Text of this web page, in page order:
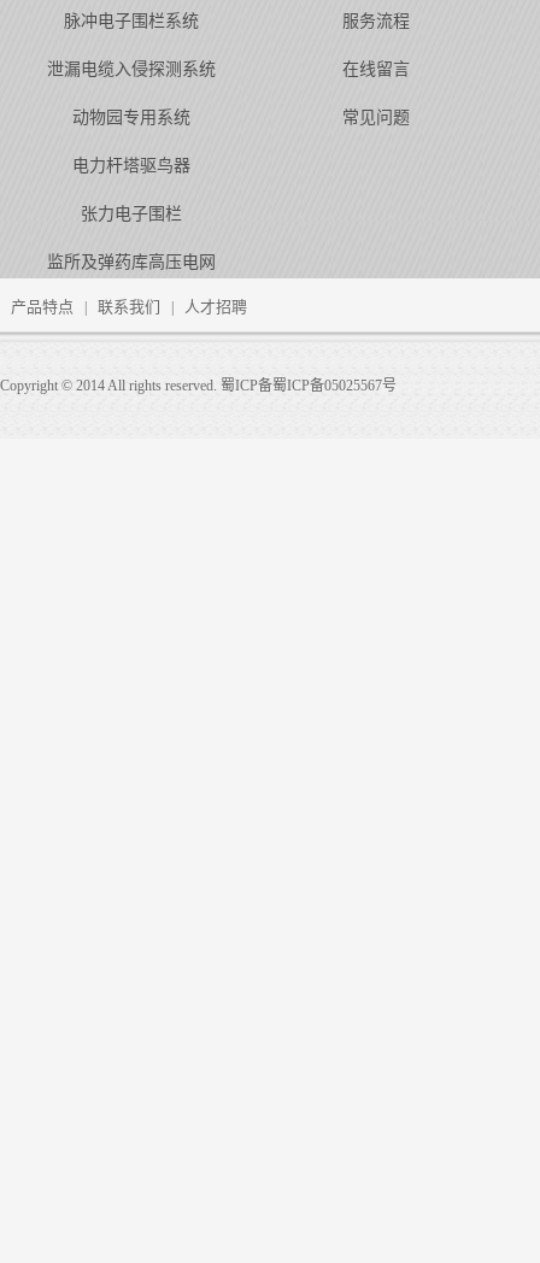
脉冲电子围栏系统
泄漏电缆入侵探测系统
动物园专用系统
电力杆塔驱鸟器
张力电子围栏
监所及弹药库高压电网
服务流程
在线留言
常见问题
产品特点 联系我们 人才招聘
Copyright © 2014 All rights reserved. 蜀ICP备蜀ICP备05025567号